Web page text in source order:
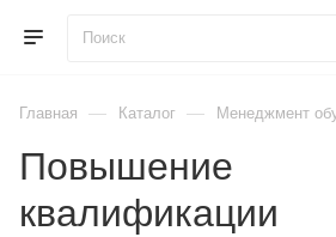
Главная — Каталог — Менеджмент
Повышение
квалификации